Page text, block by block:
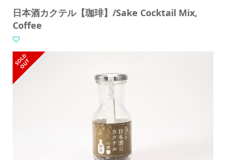
日本酒カクテル【珈琲】/Sake Cocktail Mix,
Coffee
S
O
L
D
O
U
T